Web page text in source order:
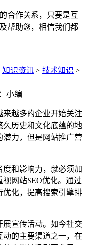
合作关系，只要是互
帮助您，相信我们都
知识资讯 > 技术知识 >
小编
越多的企业开始关注
久历史和文化底蕴的地
潜力，但是网站推广营
和影响力，就必须加
网站SEO优化。通过
优化，提高搜索引擎排
宣传活动。如今社交
的主要渠道之一，在